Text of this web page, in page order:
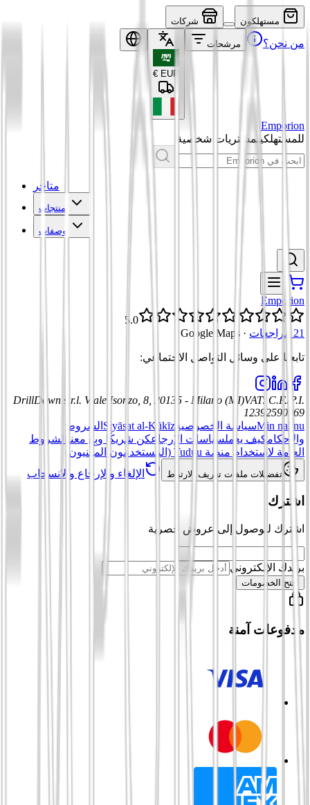
مستهلكون شركات
من نحن؟ مرشحات
EUR
€
Emporion
للمستهلكينمشتريات شخصية
متاجر
منتجات
وصفات
Emporion
5.0
21 مراجعات
·
Google Maps
تابعنا على وسائل التواصل الاجتماعي:
DrillDown s.r.l. Viale Isonzo, 8, 20135 - Milano (MI)VAT: C.F./P.I.
12392590969
Min nahnuسياسة الخصوصية Siyāsat al-Kūkīz الشروط
والأحكامكيف يعملسياسات الإرجاعكن شريكًا وبِع معنا
الشروط
العامة لاستخدام منصة Tuduu (المستخدمون المهنيون)
تفضيلات ملفات تعريف الارتباط الإلغاء والإرجاع والانسحاب
اشترك
اشترك للوصول إلى عروض حصرية
بريدك الإلكتروني
افتح الخصومات
مدفوعات آمنة